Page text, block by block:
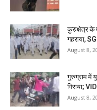
कुरुक्षेत्र के
गहराया,
August 8,
गुरुग्राम में
गिराया;
August 8,